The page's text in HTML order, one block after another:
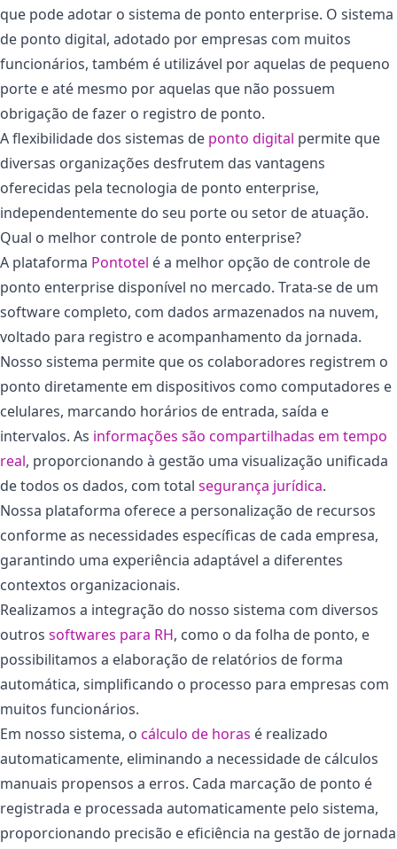
que pode adotar o sistema de ponto enterprise. O sistema
de ponto digital, adotado por empresas com muitos
funcionários, também é utilizável por aquelas de pequeno
porte e até mesmo por aquelas que não possuem
obrigação de fazer o registro de ponto.
A flexibilidade dos sistemas de ponto digital permite que
diversas organizações desfrutem das vantagens
oferecidas pela tecnologia de ponto enterprise,
independentemente do seu porte ou setor de atuação.
Qual o melhor controle de ponto enterprise?
A plataforma Pontotel é a melhor opção de controle de
ponto enterprise disponível no mercado. Trata-se de um
software completo, com dados armazenados na nuvem,
voltado para registro e acompanhamento da jornada.
Nosso sistema permite que os colaboradores registrem o
ponto diretamente em dispositivos como computadores e
celulares, marcando horários de entrada, saída e
intervalos. As informações são compartilhadas em tempo
real, proporcionando à gestão uma visualização unificada
de todos os dados, com total segurança jurídica.
Nossa plataforma oferece a personalização de recursos
conforme as necessidades específicas de cada empresa,
garantindo uma experiência adaptável a diferentes
contextos organizacionais.
Realizamos a integração do nosso sistema com diversos
outros softwares para RH, como o da folha de ponto, e
possibilitamos a elaboração de relatórios de forma
automática, simplificando o processo para empresas com
muitos funcionários.
Em nosso sistema, o cálculo de horas é realizado
automaticamente, eliminando a necessidade de cálculos
manuais propensos a erros. Cada marcação de ponto é
registrada e processada automaticamente pelo sistema,
proporcionando precisão e eficiência na gestão de jornada